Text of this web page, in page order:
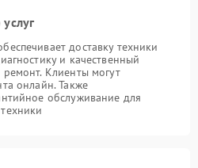
доставку техники
и качественный
Клиенты могут
онлайн. Также
обслуживание для